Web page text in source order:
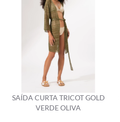
SAÍDA CURTA TRICOT GOLD
VERDE OLIVA